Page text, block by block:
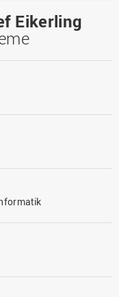
Eikerling